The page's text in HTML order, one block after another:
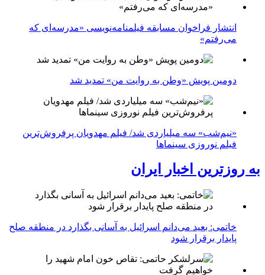
انتشار فراخوان مسابقه فیلمنامه‌نویسی «مدرسه‌ای که
می‌رفتم»
دومین پویش «وطن به روایت من» تمدید شد
«نیم‌شب» سه میلیاردی شد/ فیلم مهدویان پرفروش‌ترین
فیلم نوروزی سینماها
به روزترین اخبار ایران
خاتمی: بعید می‌دانم اسرائیل به آسانی بگذارد در منطقه صلح
پایدار برقرار شود